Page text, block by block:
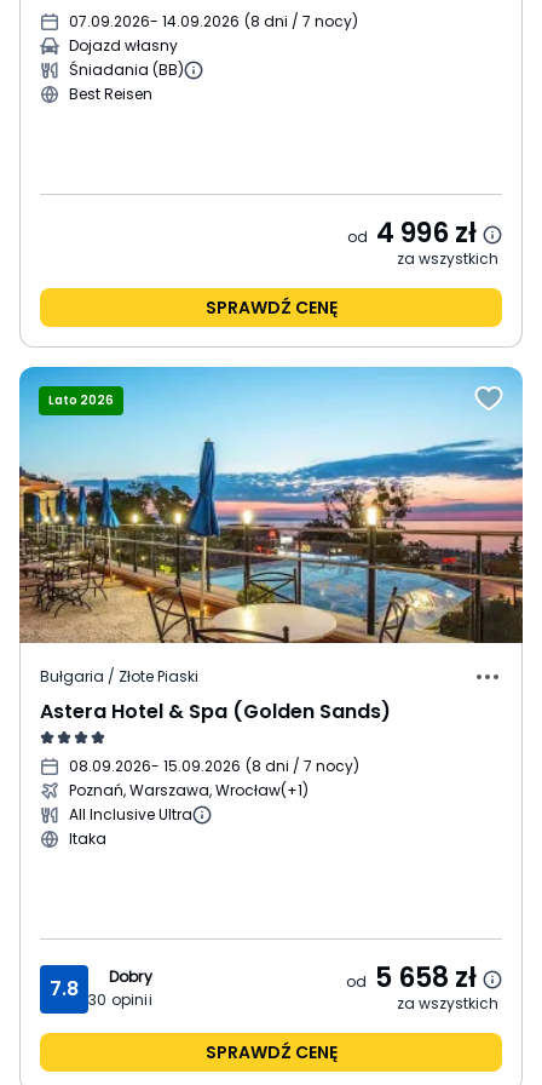
07.09.2026- 14.09.2026 (8 dni / 7 nocy)
Dojazd własny
Śniadania (BB)
Best Reisen
od 4 996zł
za wszystkich
SPRAWDŹ CENĘ
Lato 2026
Bułgaria / Złote Piaski
Astera Hotel & Spa (Golden Sands)
08.09.2026- 15.09.2026 (8 dni / 7 nocy)
Poznań, Warszawa, Wrocław(+1)
All Inclusive Ultra
Itaka
7.8
Dobry
30 opinii
od 5 658 zł
za wszystkich
SPRAWDŹ CENĘ